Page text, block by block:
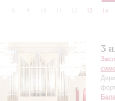
8 9 10 12 13 14
3